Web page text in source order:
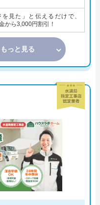
を見た」と伝えるだけで、
から3,000円割引！
っと見る